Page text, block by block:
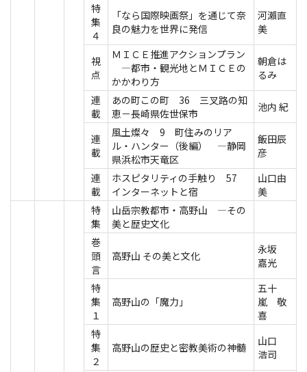
特
集
４
「なら国際映画祭」を通じて奈
良の魅力を世界に発信
河瀨直
美
視
点
ＭＩＣＥ推進アクションプラン
―都市・観光地とＭＩＣＥの
かかわり方
朝倉は
るみ
連
載
あの町この町 36 三叉路の知
恵－長崎県佐世保市
池内 紀
連
載
風土燦々 9 町住みのリア
ル・ハンター（後編） ―静岡
県浜松市天竜区
飯田辰
彦
連
載
ホスピタリティの手触り 57
インターネットと宿
山口由
美
特
集
山岳宗教都市・高野山 ―その
美と歴史文化
巻
頭
言
高野山 その美と文化
永坂
嘉光
特
集
１
高野山の「魔力」
五十
嵐 敬
喜
特
集
２
高野山の歴史と密教美術の神髄
山口
浩司